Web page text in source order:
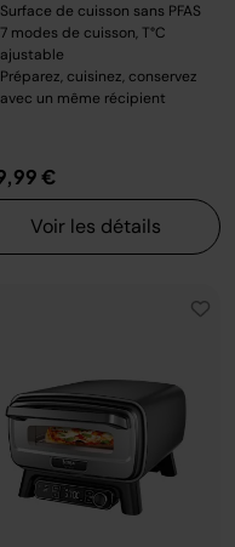
Surface de cuisson sans PFAS
7 modes de cuisson, T°C
ajustable
Préparez, cuisinez, conservez
avec un même récipient
€
Voir les détails